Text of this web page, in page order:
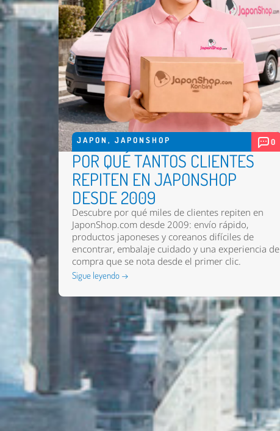
JAPON,JAPONSHOP 0
POR QUÉ TANTOS CLIENTES
REPITEN EN JAPONSHOP
DESDE 2009
Descubre por qué miles de clientes repiten en
JaponShop.com desde 2009: envío rápido,
productos japoneses y coreanos difíciles de
encontrar, embalaje cuidado y una experiencia de
compra que se nota desde el primer clic.
Sigue leyendo →